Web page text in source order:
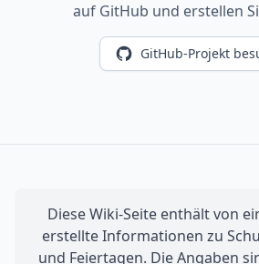
auf GitHub und erstellen
GitHub-Projekt
Diese Wiki-Seite enthält von
erstellte Informationen zu
und Feiertagen. Die Angaben